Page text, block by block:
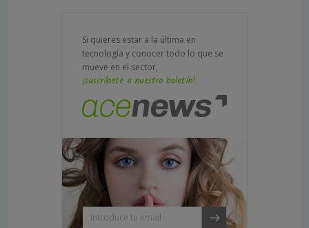
Si quieres estar a la última en
tecnología y conocer todo lo que se
mueve en el sector,
¡suscríbete a nuestro boletín!